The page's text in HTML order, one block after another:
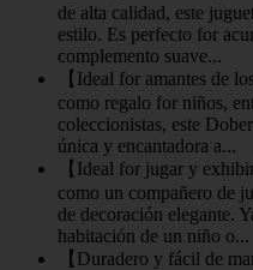
de alta calidad, este
estilo. Es perfecto for
complemento suave...
【Ideal for amantes de
como regalo for niños,
coleccionistas, este
única y encantadora a...
【Ideal for jugar y
como un compañero de
de decoración elegante.
habitación de un niño o...
【Duradero y fácil de